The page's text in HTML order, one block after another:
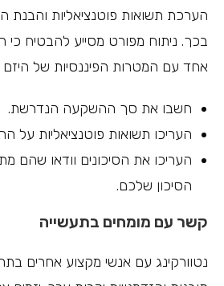
הערכת תשואות פוטנציאליות והבנת
בכך. ניתוח מפורט מסייע להבטיח
אחד עם המטרות הפיננסיות של היזם
חשבו את סך ההשקעה הנדרשת.
העריכו תשואות פוטנציאליות על
העריכו את הסיכונים וודאו שהם
הסיכון שלכם.
קשר עם מומחים בתעשייה
נטוורקינג עם אנשי מקצוע אחרים